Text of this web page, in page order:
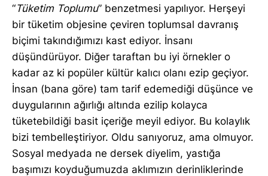
“Tüketim Toplumu” benzetmesi yapılıyor. Herşeyi
bir tüketim objesine çeviren toplumsal davranış
biçimi takındığımızı kast ediyor. İnsanı
düşündürüyor. Diğer taraftan bu iyi örnekler o
kadar az ki popüler kültür kalıcı olanı ezip geçiyor.
İnsan (bana göre) tam tarif edemediği düşünce ve
duygularının ağırlığı altında ezilip kolayca
tüketebildiği basit içeriğe meyil ediyor. Bu kolaylık
bizi tembelleştiriyor. Oldu sanıyoruz, ama olmuyor.
Sosyal medyada ne dersek diyelim, yastığa
başımızı koyduğumuzda aklımızın derinliklerinde